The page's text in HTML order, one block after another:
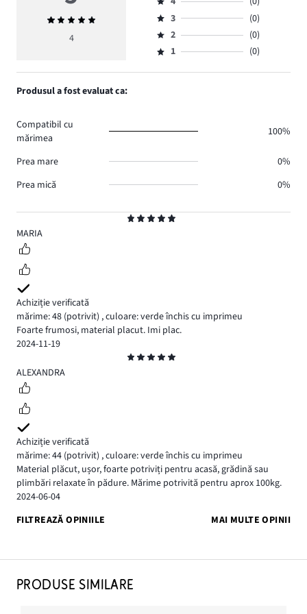
5
MARIA
Achiziție verificată
mărime: 48 (potrivit) ,culoare: verde închis cu imprimeu
Foarte frumosi, material placut. Imi plac.
2024-11-19
5
ALEXANDRA
Achiziție verificată
mărime: 44 (potrivit) ,culoare: verde închis cu imprimeu
Material plăcut, ușor, foarte potriviți pentru acasă, grădină sau
plimbări relaxate în pădure. Mărime potrivită pentru aprox 100kg.
2024-06-04
FILTREAZĂ OPINIILE
MAI MULTE OPINII
Evaluarea
medie
4
5,
numărul
de
voturi
4.
Evaluare
4,
numărul
de
0.
Evaluare
3,
numărul
3
(0)
Evaluare
2,
2
(0)
Evaluare
1,
1 (0)
Produsul a fost evaluat ca:
Compatibil cu
mărimea
100%
Prea mare
0%
Prea mică
0%
PRODUSE SIMILARE